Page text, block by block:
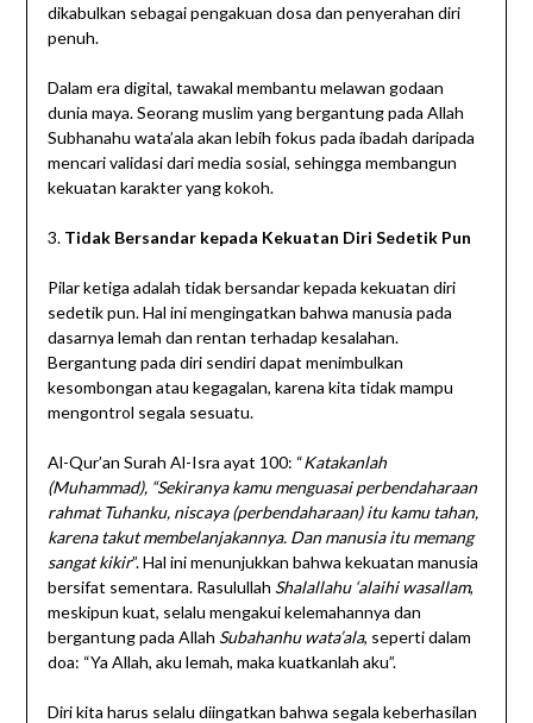
dikabulkan sebagai pengakuan dosa dan penyerahan diri
penuh.
Dalam era digital, tawakal membantu melawan godaan
dunia maya. Seorang muslim yang bergantung pada Allah
Subhanahu wata’ala akan lebih fokus pada ibadah daripada
mencari validasi dari media sosial, sehingga membangun
kekuatan karakter yang kokoh.
3. Tidak Bersandar kepada Kekuatan Diri Sedetik Pun
Pilar ketiga adalah tidak bersandar kepada kekuatan diri
sedetik pun. Hal ini mengingatkan bahwa manusia pada
dasarnya lemah dan rentan terhadap kesalahan.
Bergantung pada diri sendiri dapat menimbulkan
kesombongan atau kegagalan, karena kita tidak mampu
mengontrol segala sesuatu.
Al-Qur’an Surah Al-Isra ayat 100: “Katakanlah
(Muhammad), “Sekiranya kamu menguasai perbendaharaan
rahmat Tuhanku, niscaya (perbendaharaan) itu kamu tahan,
karena takut membelanjakannya. Dan manusia itu memang
sangat kikir”. Hal ini menunjukkan bahwa kekuatan manusia
bersifat sementara. Rasulullah Shalallahu ‘alaihi wasallam,
meskipun kuat, selalu mengakui kelemahannya dan
bergantung pada Allah Subahanhu wata’ala, seperti dalam
doa: “Ya Allah, aku lemah, maka kuatkanlah aku”.
Diri kita harus selalu diingatkan bahwa segala keberhasilan